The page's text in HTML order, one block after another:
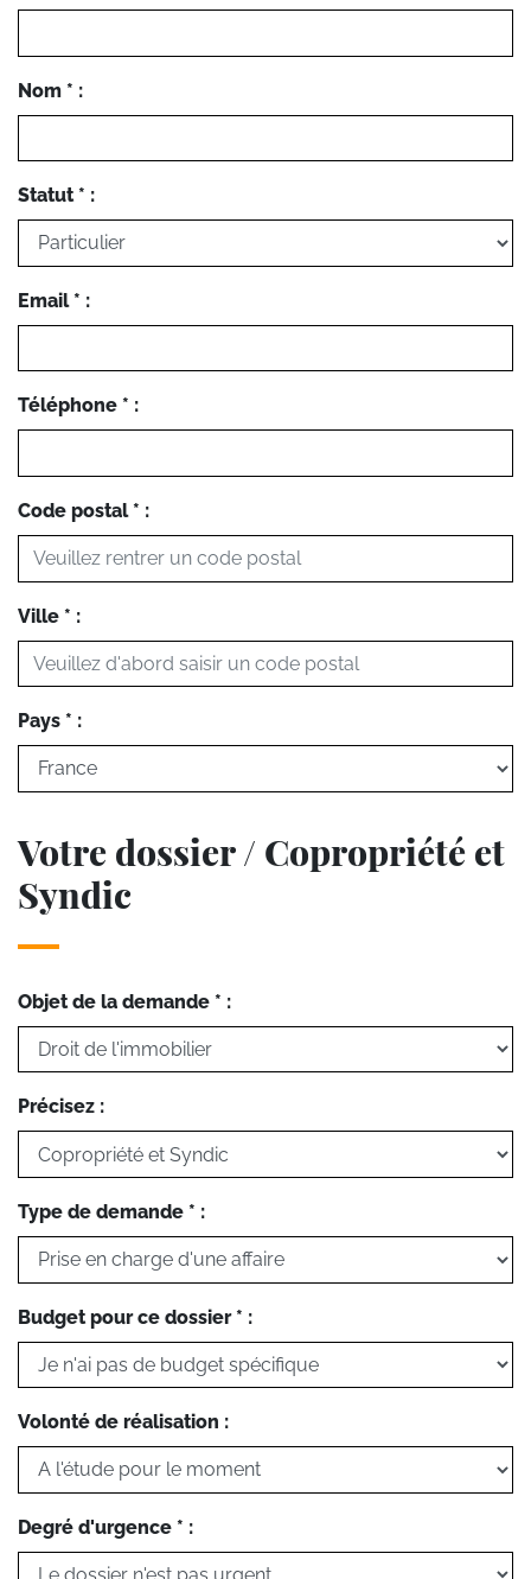
Nom * :
Statut * :
Email * :
Téléphone * :
Code postal * :
Ville * :
Pays * :
Votre dossier / Copropriété et
Syndic
Objet de la demande * :
Précisez :
Type de demande * :
Budget pour ce dossier * :
Volonté de réalisation :
Degré d'urgence * :